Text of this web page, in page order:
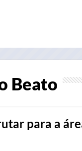
Beato
para a